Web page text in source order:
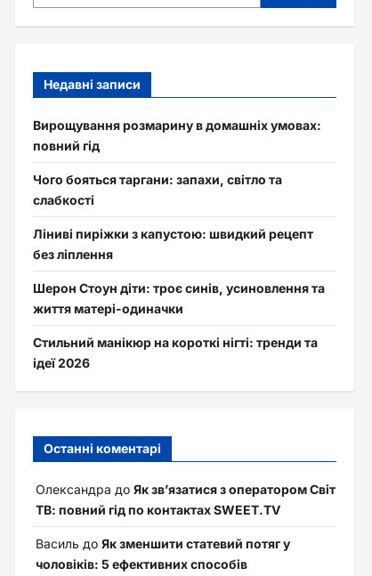
Недавні записи
Вирощування розмарину в домашніх умовах:
повний гід
Чого бояться таргани: запахи, світло та
слабкості
Ліниві пиріжки з капустою: швидкий рецепт
без ліплення
Шерон Стоун діти: троє синів, усиновлення та
життя матері-одиначки
Стильний манікюр на короткі нігті: тренди та
ідеї 2026
Останні коментарі
Олександра до Як зв’язатися з оператором Світ
ТВ: повний гід по контактах SWEET.TV
Василь до Як зменшити статевий потяг у
чоловіків: 5 ефективних способів